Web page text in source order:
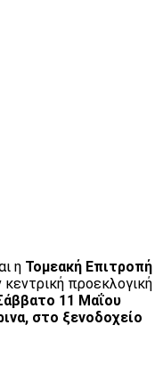
η Τομεακή Επιτροπή
προεκλογική
11 Μαΐου
στο ξενοδοχείο